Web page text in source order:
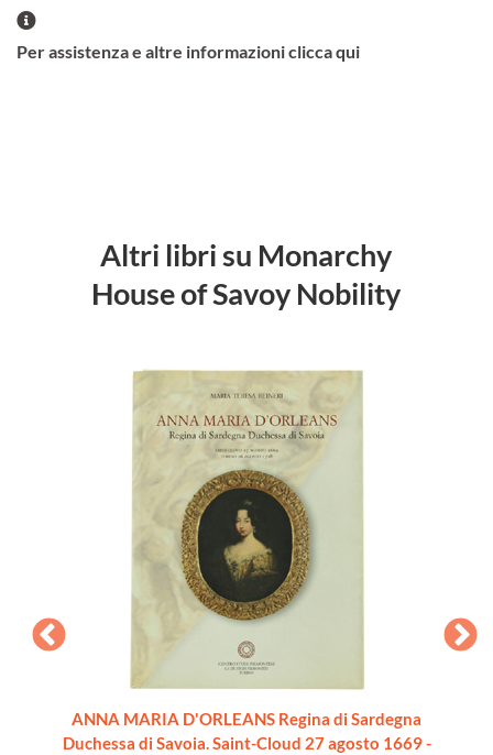
Per assistenza e altre informazioni clicca qui
Altri libri su Monarchy
House of Savoy Nobility
ANNA MARIA D'ORLEANS Regina di Sardegna
Duchessa di Savoia. Saint-Cloud 27 agosto 1669 -